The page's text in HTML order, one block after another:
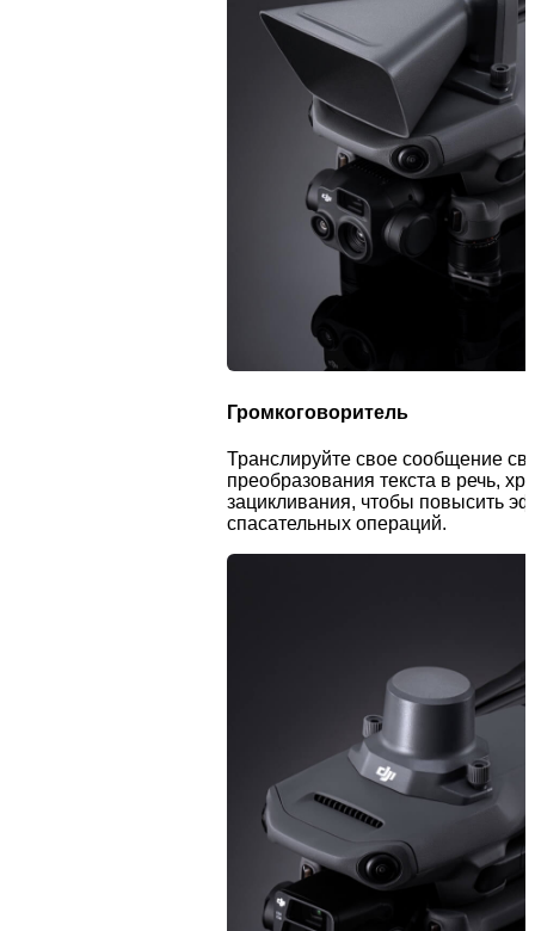
Громкоговоритель
Транслируйте свое сообщение
преобразования текста в речь,
зацикливания, чтобы повысить
спасательных операций.